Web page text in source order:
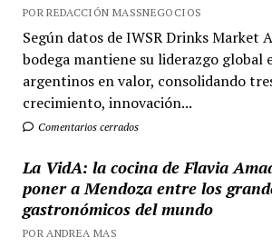
POR REDACCIÓN MASSNEGOCIOS
Según datos de IWSR Drinks Market
bodega mantiene su liderazgo global
argentinos en valor, consolidando
crecimiento, innovación...
Comentarios cerrados
La VidA: la cocina de Flavia
poner a Mendoza entre los
gastronómicos del mundo
POR ANDREA MAS